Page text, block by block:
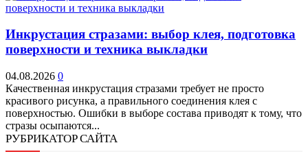
Инкрустация стразами: выбор клея, подготовка
поверхности и техника выкладки
04.08.2026 0
Качественная инкрустация стразами требует не просто
красивого рисунка, а правильного соединения клея с
поверхностью. Ошибки в выборе состава приводят к тому, что
стразы осыпаются...
РУБРИКАТОР САЙТА